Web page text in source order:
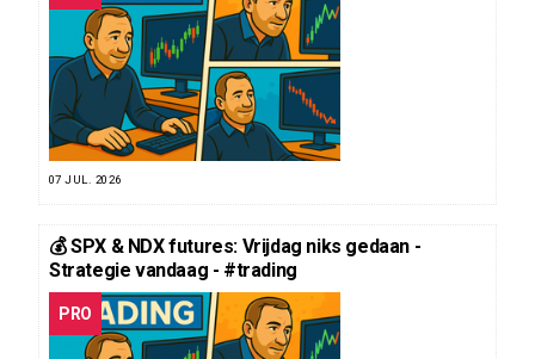
07 JUL. 2026
💰 SPX & NDX futures: Vrijdag niks gedaan -
Strategie vandaag - #trading
PRO